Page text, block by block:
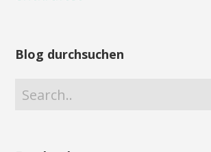
Blog durchsuchen